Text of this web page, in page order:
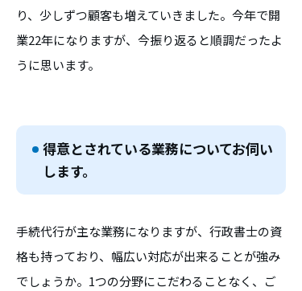
り、少しずつ顧客も増えていきました。今年で開
業22年になりますが、今振り返ると順調だったよ
うに思います。
得意とされている業務についてお伺い
します。
手続代行が主な業務になりますが、行政書士の資
格も持っており、幅広い対応が出来ることが強み
でしょうか。1つの分野にこだわることなく、ご